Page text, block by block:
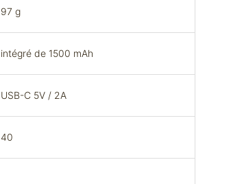
97 g
intégré de 1500 mAh
USB-C 5V / 2A
40